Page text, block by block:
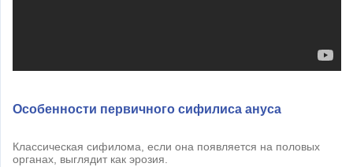
Особенности первичного сифилиса ануса
Классическая сифилома, если она появляется на половых
органах, выглядит как эрозия.